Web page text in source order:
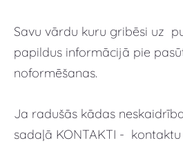
Savu vārdu kuru gribēsi uz
papildus informācijā pie
noformēšanas.
Ja radušās kādas
sadaļā KONTAKTI -